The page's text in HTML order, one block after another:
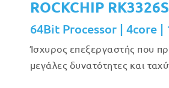
ROCKCHIP RK3326S
64Bit Processor | 4core |
Ίσχυρος επεξεργαστής που
μεγάλες δυνατότητες και